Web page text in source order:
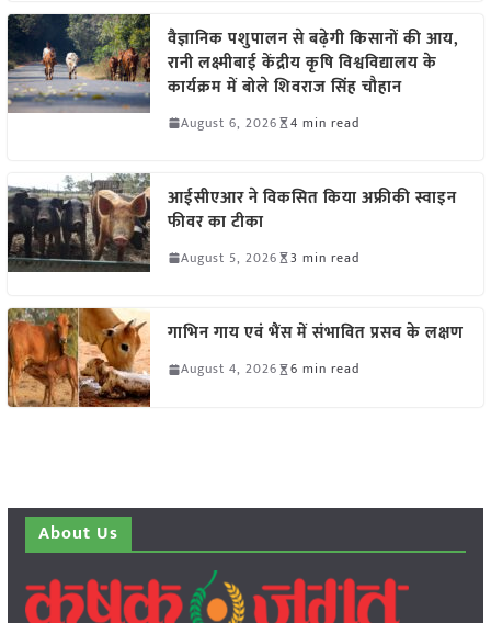
वैज्ञानिक पशुपालन से बढ़ेगी किसानों की आय,
रानी लक्ष्मीबाई केंद्रीय कृषि विश्वविद्यालय के
कार्यक्रम में बोले शिवराज सिंह चौहान
August 6, 2026 4 min read
आईसीएआर ने विकसित किया अफ्रीकी स्वाइन
फीवर का टीका
August 5, 2026 3 min read
गाभिन गाय एवं भैंस में संभावित प्रसव के लक्षण
August 4, 2026 6 min read
About Us